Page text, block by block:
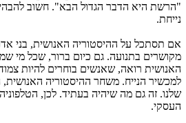
"הרשת היא הדבר הגדול הבא". חשוב
נייחת.
אם תסתכל על ההיסטוריה האנושית, בני
מקושרים בתנועה. גם כיום ברור, שכל מי
האנושית רואה, שאנשים בוחרים להיות
למכשיר הנייח. משחר ההיסטוריה האנושית,
שלנו. זה גם מה שיהיה בעתיד. לכן,
העסקי.